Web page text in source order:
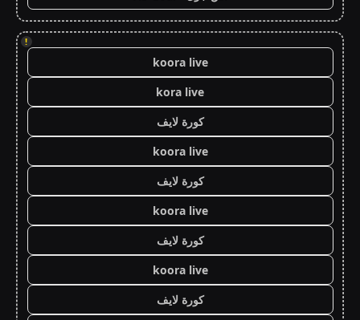
!
koora live
kora live
كورة لايف
koora live
كورة لايف
koora live
كورة لايف
koora live
كورة لايف